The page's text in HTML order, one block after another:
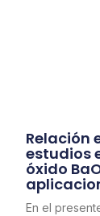
Relación
estudios
óxido
En el